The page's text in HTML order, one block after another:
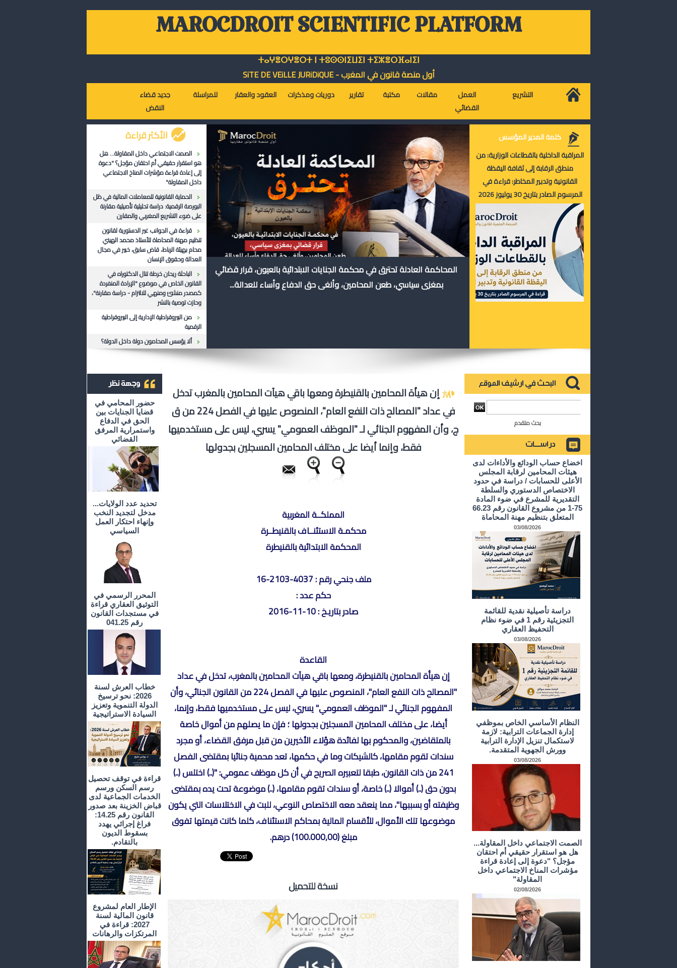
MAROCDROIT SCIENTIFIC PLATFORM
ⵜⴰⵖⴻⵔⵖⴻⵔⵜ ⵏ ⵜⵓⵙⵙⵏⵉⵡⵉⵏ ⵜⵉⵣⴻⵔⴼⴰⵏⵉⵏ
أول منصة قانون في المغرب - SiTE DE VEiLLE JURiDiQUE
جديد قضاء
النقض
للمراسلة العقود والعقار دوريات ومذكرات تقارير مكتبة مقالات
العمل
القضائي
التشريع
الأكثر قراءة
الصمت الاجتماعي داخل المقاولة... هل
هو استقرار حقيقي أم احتقان مؤجل؟ "دعوة
إلى إعادة قراءة مؤشرات المناخ الاجتماعي
داخل المقاولة"
الحماية القانونية للمعاملات المالية في ظل
البورصة الرقمية: دراسة تحليلية تأصيلية مقارنة
على ضوء التشريع المغربي والمقارن
قراءة في الجوانب غير الدستورية لقانون
تنظيم مهنة المحاماة للأستاذ محمد الهيني
محام بهيئة الرباط، قاض سابق، خبير في مجال
العدالة وحقوق الإنسان
الباحثة ريحان خرطة تنال الدكتوراه في
القانون الخاص في موضوع "الإرادة المنفردة
كمصدر منشئ ومنهي للالتزام - دراسة مقارنة"،
وحازت توصية بالنشر
من البيروقراطية الإدارية إلى البيروقراطية
الرقمية
ألا يؤسس المحامون دولة داخل الدولة؟
المحاكمة العادلة تحترق في محكمة الجنايات الابتدائية بالعيون، قرار قضائي
بمغزى سياسي، طعن المحامين، وألغى حق الدفاع وأساء للعدالة...
كلمة المدير المؤسس
المراقبة الداخلية بالقطاعات الوزارية: من
منطق الرقابة إلى ثقافة اليقظة
القانونية وتدبير المخاطر: قراءة في
المرسوم الصادر بتاريخ 30 يوليوز 2026
حضور المحامي في
قضايا الجنايات بين
الحق في الدفاع
واستمرارية المرفق
القضائي
تحديد عدد الولايات...
مدخل لتجديد النخب
وإنهاء احتكار العمل
السياسي
المحرر الرسمي في
التوثيق العقاري قراءة
في مستجدات القانون
رقم 041.25
خطاب العرش لسنة
2026: نحو ترسيخ
الدولة التنموية وتعزيز
السيادة الاستراتيجية
قراءة في توقف تحصيل
رسم السكن ورسم
الخدمات الجماعية لدى
قباض الخزينة بعد صدور
القانون رقم 14.25:
فراغ إجرائي يهدد
بسقوط الديون
بالتقادم.
الإطار العام لمشروع
قانون المالية لسنة
2027: قراءة في
المرتكزات والرهانات
إن هيأة المحامين بالقنيطرة ومعها باقي هيآت المحامين بالمغرب تدخل
في عداد "المصالح ذات النفع العام"، المنصوص عليها في الفصل 224 من ق
ج، وأن المفهوم الجنائي لـ "الموظف العمومي" يسري، ليس على مستخدميها
فقط، وإنما أيضا على مختلف المحامين المسجلين بجدولها
المملكــة المغربية
محكمـة الاستئنــاف بالقنيطــرة
المحكمة الابتدائية بالقنيطرة
ملف جنحي رقم : 4037-2103-16
حكم عدد :
صادر بتاريـخ : 10-11-2016
القاعدة
إن هيأة المحامين بالقنيطرة، ومعها باقي هيآت المحامين بالمغرب، تدخل في عداد
"المصالح ذات النفع العام"، المنصوص عليها في الفصل 224 من القانون الجنائي، وأن
المفهوم الجنائي لـ "الموظف العمومي" يسري، ليس على مستخدميها فقط، وإنما،
أيضا، على مختلف المحامين المسجلين بجدولها ؛ فإن ما يصلهم من أموال خاصة
بالمتقاضين، والمحكوم بها لفائدة هؤلاء الأخيرين من قبل مرفق القضاء، أو مجرد
سندات تقوم مقامها، كالشيكات وما في حكمها، تعد محمية جنائيا بمقتضى الفصل
241 من ذات القانون، طبقا لتعبيره الصريح في أن كل موظف عمومي: "(..) اختلس (..)
بدون حق (..) أموالا (..) خاصة، أو سندات تقوم مقامها، (..) موضوعة تحت يده بمقتضى
وظيفته أو بسببها"، مما ينعقد معه الاختصاص النوعي، للبت في الاختلاسات التي يكون
موضوعها تلك الأموال، للأقسام المالية بمحاكم الاستئناف، كلما كانت قيمتها تفوق
مبلغ (100.000,00) درهم.
نسخة للتحميل
بحث متقدم
اخضاع حساب الودائع والأداءات لدى
هيئات المحامين لرقابة المجلس
الأعلى للحسابات / دراسة في حدود
الاختصاص الدستوري والسلطة
التقديرية للمشرع في ضوء المادة
75-1 من مشروع القانون رقم 66.23
المتعلق بتنظيم مهنة المحاماة
03/08/2026
دراسة تأصيلية نقدية للقائمة
التجزيئية رقم 1 في ضوء نظام
التحفيظ العقاري
03/08/2026
النظام الأساسي الخاص بموظفي
إدارة الجماعات الترابية: لازمة
لاستكمال تنزيل الإدارة الترابية
وورش الجهوية المتقدمة.
03/08/2026
الصمت الاجتماعي داخل المقاولة...
هل هو استقرار حقيقي أم احتقان
مؤجل؟ "دعوة إلى إعادة قراءة
مؤشرات المناخ الاجتماعي داخل
المقاولة"
02/08/2026